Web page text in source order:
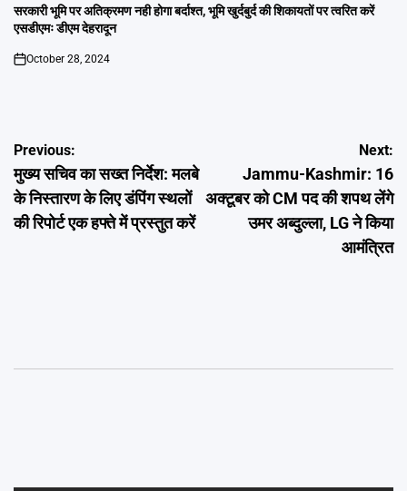
IN
सरकारी भूमि पर अतिक्रमण नही होगा बर्दाश्त, भूमि खुर्दबुर्द की शिकायतों पर त्वरित करें
एसडीएमः डीएम देहरादून
on
October 28, 2024
Post
navigation
Previous:
मुख्य सचिव का सख्त निर्देश: मलबे
के निस्तारण के लिए डंपिंग स्थलों
की रिपोर्ट एक हफ्ते में प्रस्तुत करें
Next:
Jammu-Kashmir: 16
अक्टूबर को CM पद की शपथ लेंगे
उमर अब्दुल्ला, LG ने किया
आमंत्रित